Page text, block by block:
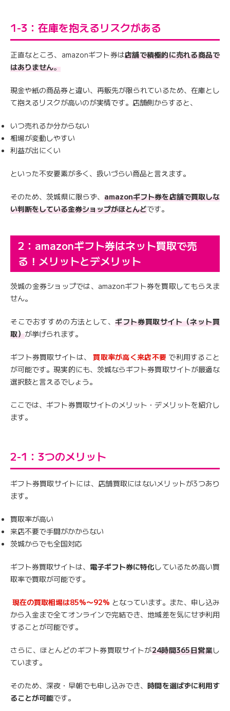
1-3：在庫を抱えるリスクがある
正直なところ、amazonギフト券は店舗で積極的に売れる商品で
はありません。
現金や紙の商品券と違い、再販先が限られているため、在庫とし
て抱えるリスクが高いのが実情です。店舗側からすると、
いつ売れるか分からない
相場が変動しやすい
利益が出にくい
といった不安要素が多く、扱いづらい商品と言えます。
そのため、茨城県に限らず、amazonギフト券を店舗で買取しな
い判断をしている金券ショップがほとんどです。
2：amazonギフト券はネット買取で売
る！メリットとデメリット
茨城の金券ショップでは、amazonギフト券を買取してもらえま
せん。
そこでおすすめの方法として、ギフト券買取サイト（ネット買
取）が挙げられます。
ギフト券買取サイトは、 買取率が高く来店不要 で利用すること
が可能です。現実的にも、茨城ならギフト券買取サイトが最適な
選択肢と言えるでしょう。
ここでは、ギフト券買取サイトのメリット・デメリットを紹介し
ます。
2-1：3つのメリット
ギフト券買取サイトには、店舗買取にはないメリットが3つあり
ます。
買取率が高い
来店不要で手間がかからない
茨城からでも全国対応
ギフト券買取サイトは、 電子ギフト券に特化しているため高い買
取率で買取が可能です。
現在の買取相場は85%〜92% となっています。また、申し込み
から入金まで全てオンラインで完結でき、地域差を気にせず利用
することが可能です。
さらに、ほとんどのギフト券買取サイトが24時間365日営業し
ています。
そのため、深夜・早朝でも申し込みでき、時間を選ばずに利用す
ることが可能です。